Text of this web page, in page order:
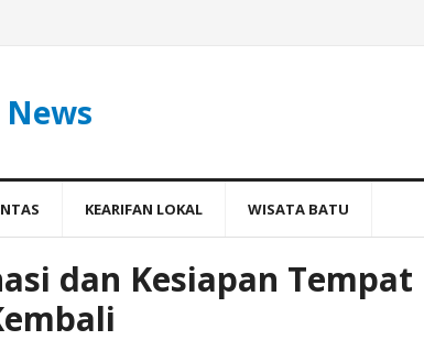
KEARIFAN LOKAL WISATA BATU
dan Kesiapan Tempat